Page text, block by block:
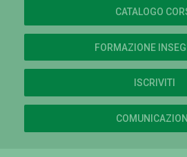
CATALOGO
FORMAZIONE
ISCRIVITI